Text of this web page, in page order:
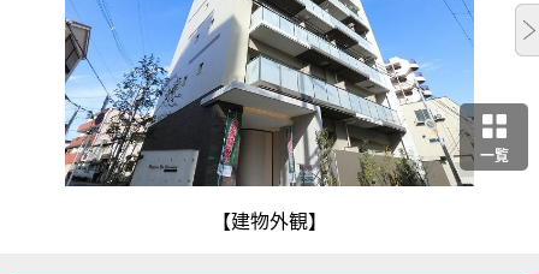
一覧
【建物外観】